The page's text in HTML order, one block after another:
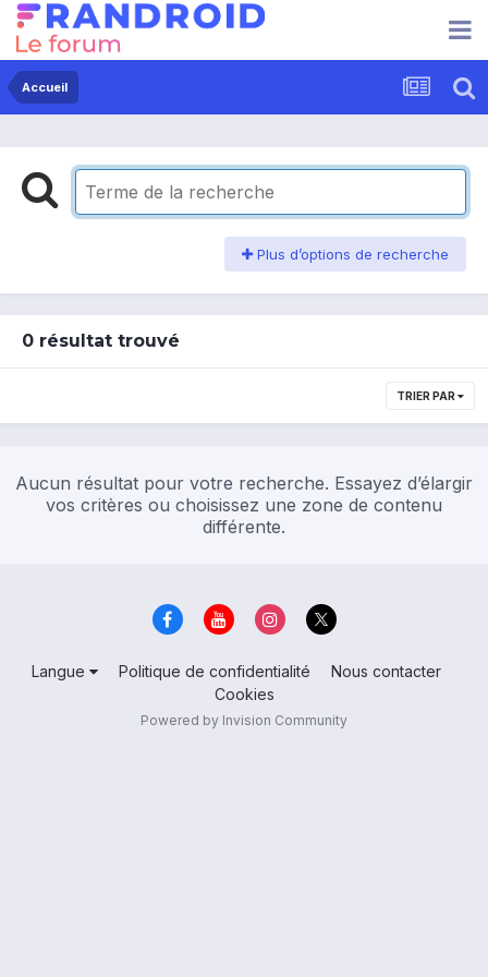
Accueil
Plus d’options de recherche
0 résultat trouvé
TRIER PAR
Aucun résultat pour votre recherche. Essayez d’élargir
vos critères ou choisissez une zone de contenu
différente.
Langue Politique de confidentialité
Nous contacter
Cookies
Powered by Invision Community